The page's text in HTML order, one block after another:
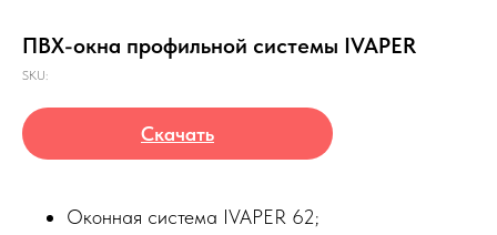
ПВХ-окна профильной системы IVAPER
SKU:
Скачать
Оконная система IVAPER 62;